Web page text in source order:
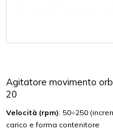
Agitatore movimento
20
Velocità (rpm): 50÷250
carico e forma contenitore